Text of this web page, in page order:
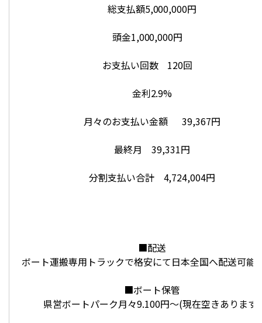
総支払額5,000,000円
頭金1,000,000円
お支払い回数 120回
金利2.9%
月々のお支払い金額 39,367円
最終月 39,331円
分割支払い合計 4,724,004円
■配送
ボート運搬専用トラックで格安にて日本全国へ配送可能
■ボート保管
県営ボートパーク月々9.100円～(現在空きあります)